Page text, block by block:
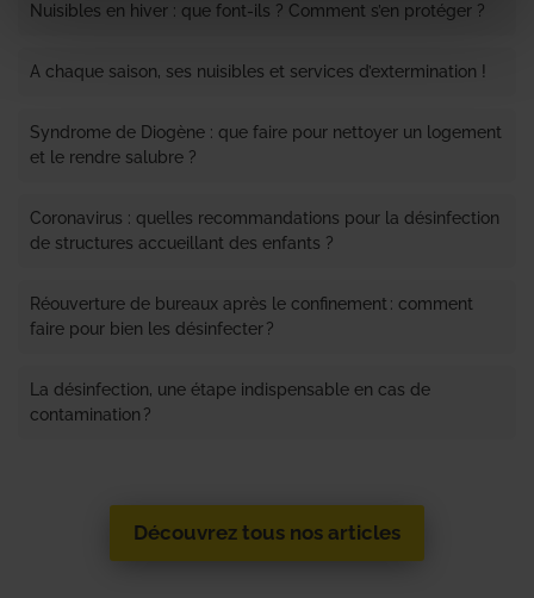
Nuisibles en hiver : que font-ils ? Comment s’en protéger ?
A chaque saison, ses nuisibles et services d’extermination !
Syndrome de Diogène : que faire pour nettoyer un logement
et le rendre salubre ?
Coronavirus : quelles recommandations pour la désinfection
de structures accueillant des enfants ?
Réouverture de bureaux après le confinement : comment
faire pour bien les désinfecter ?
La désinfection, une étape indispensable en cas de
contamination ?
Découvrez tous nos articles